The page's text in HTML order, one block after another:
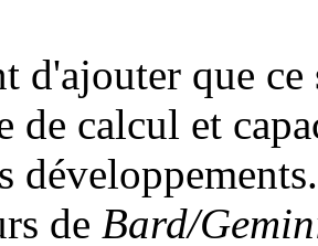
d'ajouter que ce
de calcul et
de Bard/